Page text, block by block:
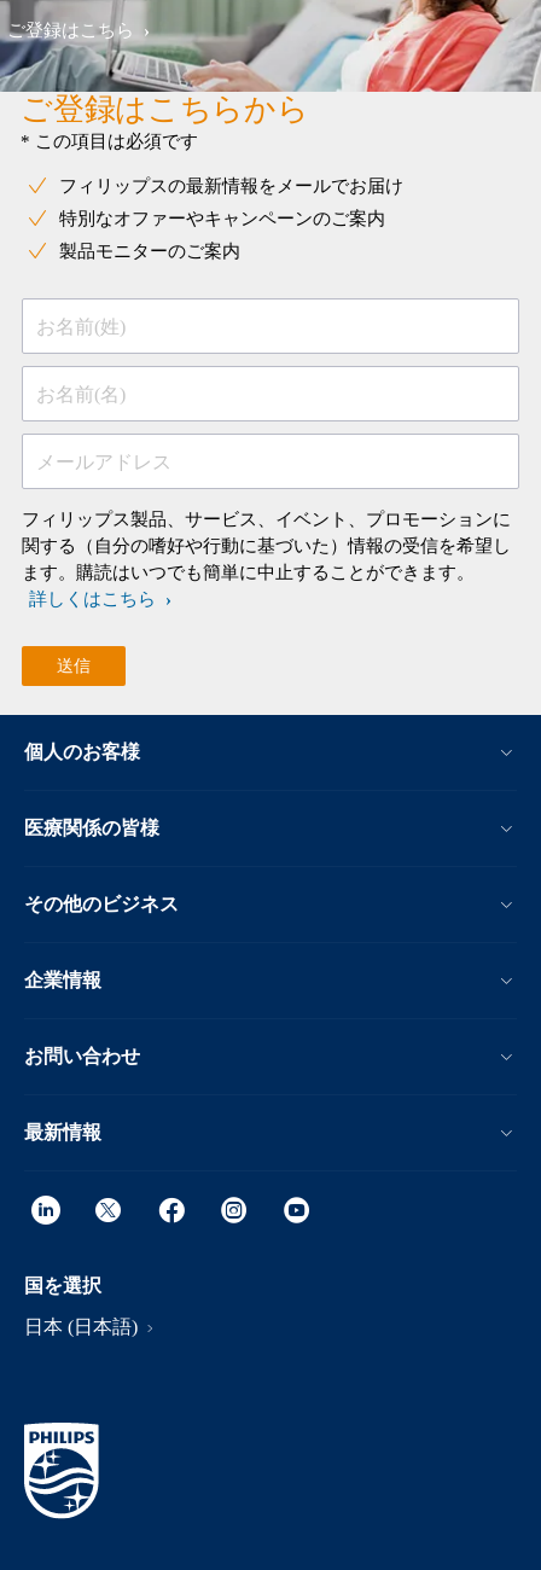
ご登録はこちら
ご登録はこちらから
* この項目は必須です
フィリップスの最新情報をメールでお届け
特別なオファーやキャンペーンのご案内
製品モニターのご案内
お名前(姓)
お名前(名)
メールアドレス
フィリップス製品、サービス、イベント、プロモーションに
関する（自分の嗜好や行動に基づいた）情報の受信を希望し
ます。購読はいつでも簡単に中止することができます。
詳しくはこちら
個人のお客様
医療関係の皆様
その他のビジネス
企業情報
お問い合わせ
最新情報
国を選択
日本 (日本語)